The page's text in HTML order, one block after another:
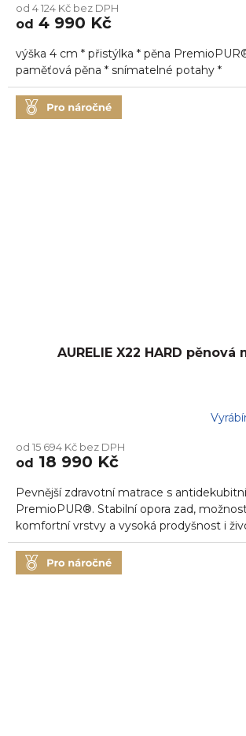
produktu
je
z
5
hvězdiček.
od 4 124 Kč bez DPH
od 4 990 Kč
výška 4 cm * přistýlka * pěna
paměťová pěna * snímatelné potahy *
AURELIE X22 HARD pěnová
produktu
je
z
5
hvězdiček.
od 15 694 Kč bez DPH
od 18 990 Kč
Pevnější zdravotní matrace s
PremioPUR®. Stabilní opora zad,
komfortní vrstvy a vysoká prodyšnost i